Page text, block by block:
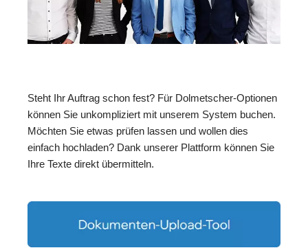
Steht Ihr Auftrag schon fest? Für Dolmetscher-Optionen
können Sie unkompliziert mit unserem System buchen.
Möchten Sie etwas prüfen lassen und wollen dies
einfach hochladen? Dank unserer Plattform können Sie
Ihre Texte direkt übermitteln.